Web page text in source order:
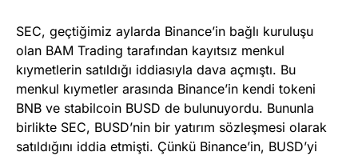
SEC, geçtiğimiz aylarda Binance’in bağlı kuruluşu
olan BAM Trading tarafından kayıtsız menkul
kıymetlerin satıldığı iddiasıyla dava açmıştı. Bu
menkul kıymetler arasında Binance’in kendi tokeni
BNB ve stabilcoin BUSD de bulunuyordu. Bununla
birlikte SEC, BUSD’nin bir yatırım sözleşmesi olarak
satıldığını iddia etmişti. Çünkü Binance’in, BUSD’yi